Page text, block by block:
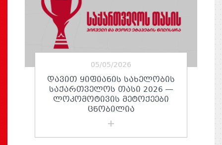
05/05/2026
ᲓᲐᲕᲘᲗ ᲧᲘᲤᲘᲐᲜᲘᲡ ᲡᲐᲮᲔᲚᲝᲑᲘᲡ
ᲡᲐᲥᲐᲠᲗᲕᲔᲚᲝᲡ ᲗᲐᲡᲘ 2026 —
ᲚᲝᲙᲝᲛᲝᲢᲘᲕᲘᲡ ᲛᲔᲢᲝᲥᲔᲔᲑᲘ
ᲪᲜᲝᲑᲘᲚᲘᲐ